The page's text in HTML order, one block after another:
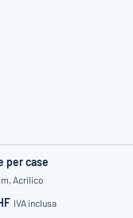
per case
Acrilico
IVA inclusa